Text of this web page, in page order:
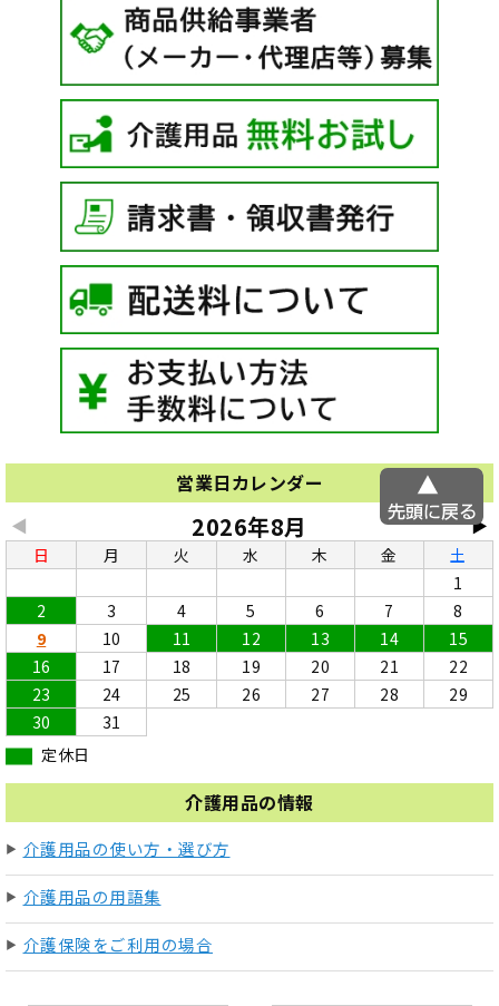
営業日カレンダー
◀ ▶
2026年8月
日 月 火 水 木 金
土
1
2
3 4 5 6 7
8
9
10 11 12 13 14
15
16
17 18 19 20 21
22
23
24 25 26 27 28
29
30
31
定休日
介護用品の情報
介護用品の使い方・選び方
介護用品の用語集
介護保険をご利用の場合